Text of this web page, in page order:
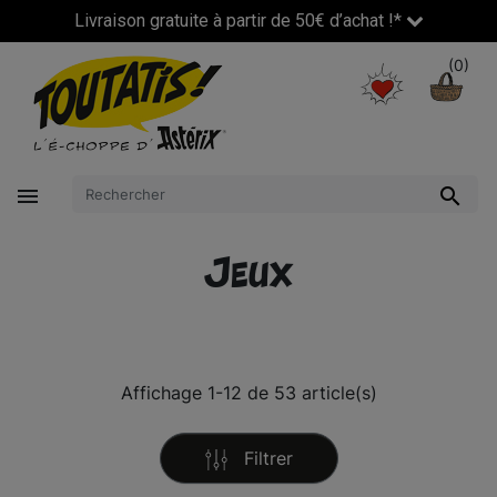
Livraison gratuite à partir de 50€ d’achat !*
(0)
 
Jeux
Affichage 1-12 de 53 article(s)
Filtrer